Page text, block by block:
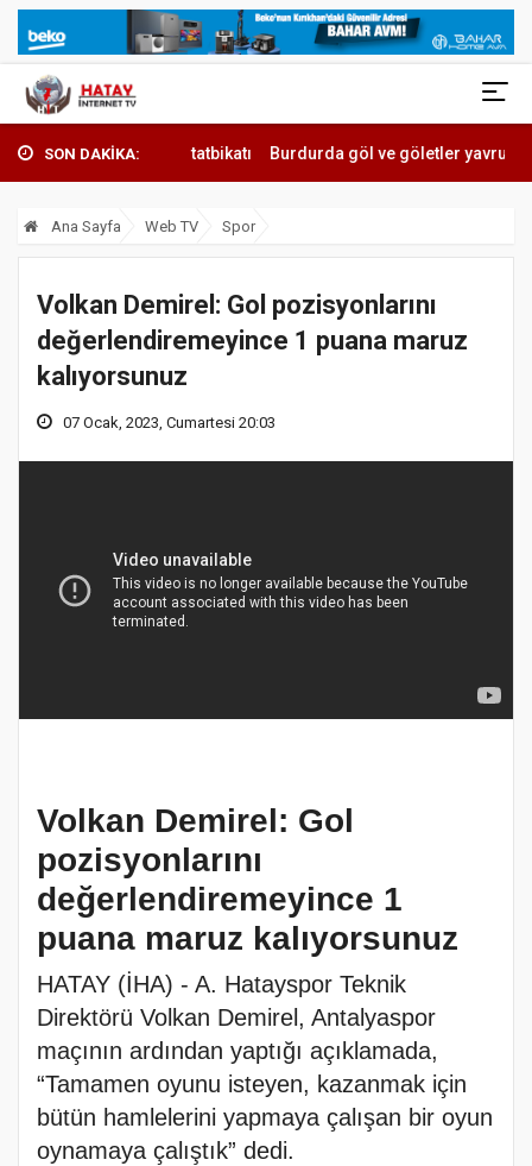
SON DAKİKA:
Burdurda göl ve göletler yavru sazanlarla bul...
Ana Sayfa Web TV Spor
Volkan Demirel: Gol pozisyonlarını
değerlendiremeyince 1 puana maruz
kalıyorsunuz
07 Ocak, 2023, Cumartesi 20:03
Volkan Demirel: Gol
pozisyonlarını
değerlendiremeyince 1
puana maruz kalıyorsunuz
HATAY (İHA) - A. Hatayspor Teknik
Direktörü Volkan Demirel, Antalyaspor
maçının ardından yaptığı açıklamada,
“Tamamen oyunu isteyen, kazanmak için
bütün hamlelerini yapmaya çalışan bir oyun
oynamaya çalıştık” dedi.